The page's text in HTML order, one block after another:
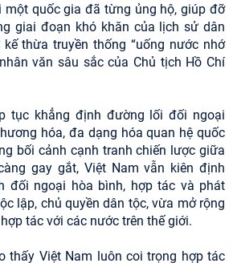
một quốc gia đã từng ủng hộ, giúp đỡ
giai đoạn khó khăn của lịch sử dân
thừa truyền thống “uống nước nhớ
văn sâu sắc của Chủ tịch Hồ Chí
tục khẳng định đường lối đối ngoại
hóa, đa dạng hóa quan hệ quốc
bối cảnh cạnh tranh chiến lược giữa
gay gắt, Việt Nam vẫn kiên định
đối ngoại hòa bình, hợp tác và phát
lập, chủ quyền dân tộc, vừa mở rộng
tác với các nước trên thế giới.
thấy Việt Nam luôn coi trọng hợp tác